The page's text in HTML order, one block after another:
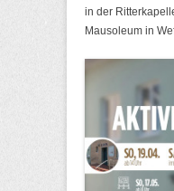
in der
Mausoleum in